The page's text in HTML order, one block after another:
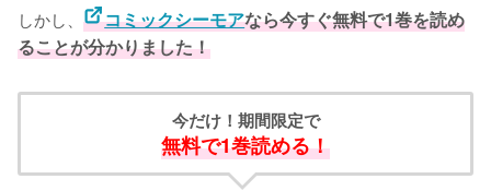
しかし、 コミックシーモアなら今すぐ無料で1巻を読め
ることが分かりました！
今だけ！期間限定で
無料で1巻読める！